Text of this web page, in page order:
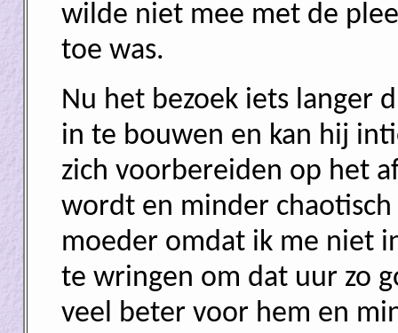
wilde niet mee met de
toe was.
Nu het bezoek iets langer
in te bouwen en kan hij
zich voorbereiden op het
wordt en minder
moeder omdat ik me niet
te wringen om dat uur zo
veel beter voor hem en